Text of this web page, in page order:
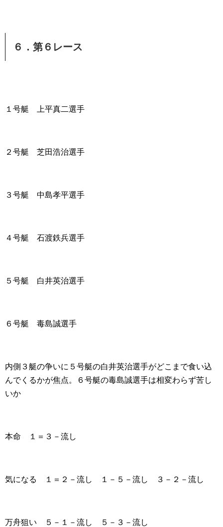
６．第６レース
１号艇 上平真二選手
２号艇 芝田浩治選手
３号艇 中島孝平選手
４号艇 石渡鉄兵選手
５号艇 白井英治選手
６号艇 毒島誠選手
内側３艇の争いに５号艇の白井英治選手がどこまで食い込
んでくるかが焦点。６号艇の毒島誠選手は相変わらず苦し
いか
本命 １＝３－流し
気になる １＝２－流し １－５－流し ３－２－流し
万舟狙い ５－１－流し ５－３－流し